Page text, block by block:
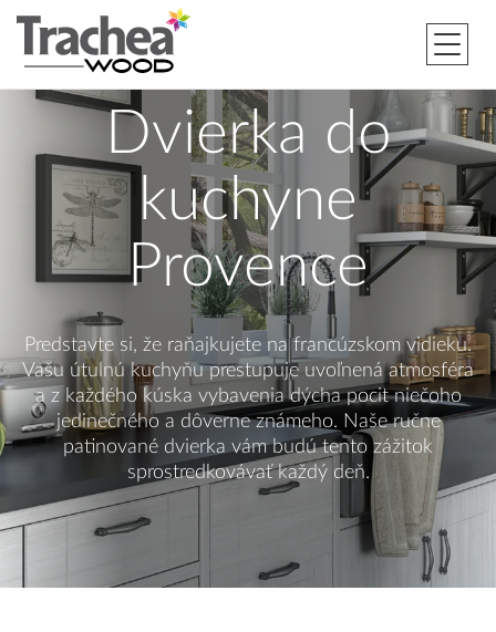
Dvierka do
kuchyne
Provence
Predstavte si, že raňajkujete na francúzskom vidieku.
Vašu útulnú kuchyňu prestupuje uvoľnená atmosféra
a z každého kúska vybavenia dýcha pocit niečoho
jedinečného a dôverne známeho. Naše ručne
patinované dvierka vám budú tento zážitok
sprostredkovávať každý deň.